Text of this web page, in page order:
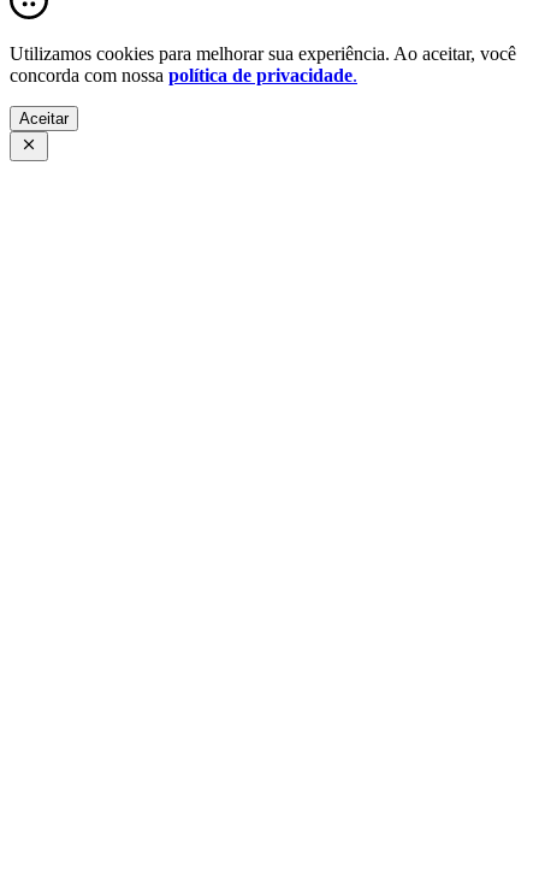
Utilizamos cookies para melhorar sua experiência. Ao aceitar, você
concorda com nossa política de privacidade.
Aceitar